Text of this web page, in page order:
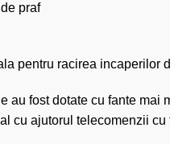
praf
pentru racirea incaperilor
au fost dotate cu fante mai
cu ajutorul telecomenzii cu